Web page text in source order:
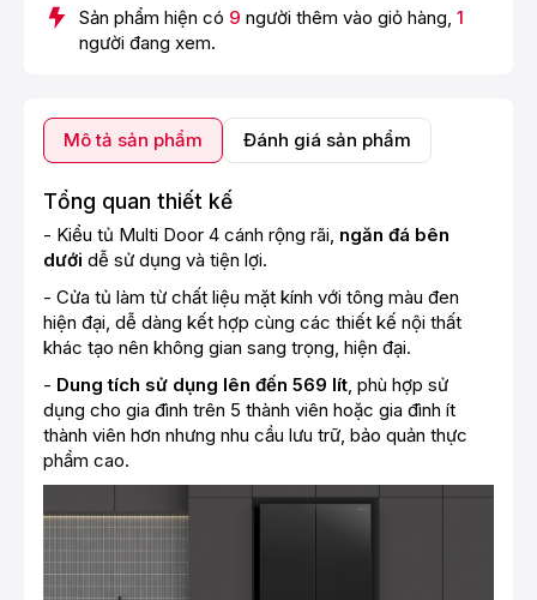
Sản phẩm hiện có 9 người thêm vào giỏ hàng, 1
người đang xem.
Mô tả sản phẩm Đánh giá sản phẩm
Tổng quan thiết kế
- Kiểu tủ Multi Door 4 cánh rộng rãi, ngăn đá bên
dưới dễ sử dụng và tiện lợi.
- Cửa tủ làm từ chất liệu mặt kính với tông màu đen
hiện đại, dễ dàng kết hợp cùng các thiết kế nội thất
khác tạo nên không gian sang trọng, hiện đại.
- Dung tích sử dụng lên đến 569 lít, phù hợp sử
dụng cho gia đình trên 5 thành viên hoặc gia đình ít
thành viên hơn nhưng nhu cầu lưu trữ, bảo quản thực
phẩm cao.